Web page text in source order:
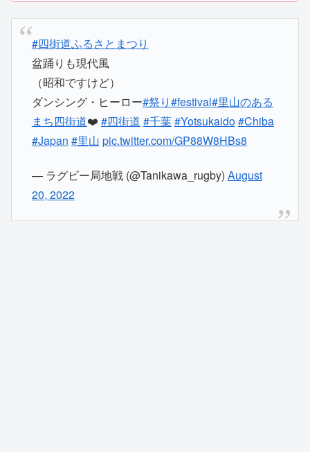
#四街道ふるさとまつり
盆踊りも現代風
（昭和ですけど）
ダンシング・ヒーロー#祭り#festival#里山のある
まち四街道❤️ #四街道 #千葉#Yotsukaido#Chiba
#Japan #里山 pic.twitter.com/GP88W8HBs8
— ラグビー局地戦 (@Tanikawa_rugby) August
20, 2022